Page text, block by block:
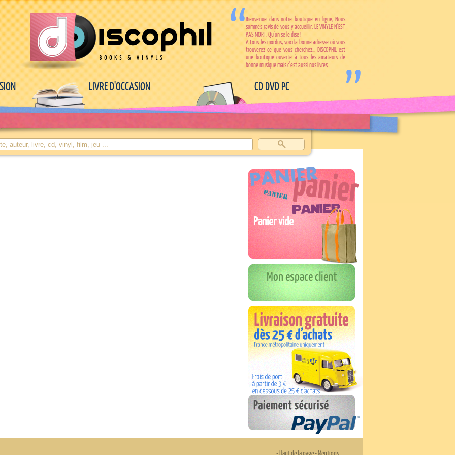
Bienvenue dans notre boutique en ligne, Nous
sommes ravis de vous y accueillir. LE VINYLE N'EST
PAS MORT. Qu'on se le dise !
A tous les mordus, voici la bonne adresse où vous
trouverez ce que vous cherchez... DISCOPHIL est
une boutique ouverte à tous les amateurs de
bonne musique mais c'est aussi nos livres...
LIVRE D'OCCASION CD DVD PC
Panier vide
Mon espace client
-Haut de la page-Mentions